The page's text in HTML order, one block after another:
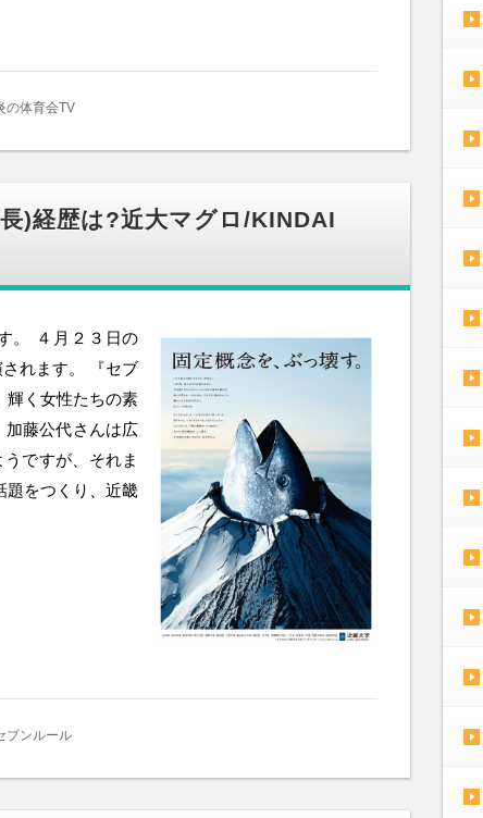
の体育会TV
)経歴は?近大マグロ/KINDAI
。 ４月２３日の
れます。 『セブ
輝く女性たちの素
加藤公代さんは広
ですが、それま
題をつくり、近畿
ブンルール